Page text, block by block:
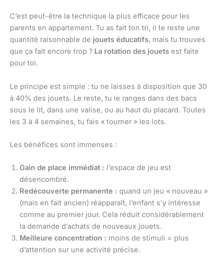
C’est peut-être la technique la plus efficace pour les
parents en appartement. Tu as fait ton tri, il te reste une
quantité raisonnable de jouets éducatifs, mais tu trouves
que ça fait encore trop ? La rotation des jouets est faite
pour toi.
Le principe est simple : tu ne laisses à disposition que 30
à 40% des jouets. Le reste, tu le ranges dans des bacs
sous le lit, dans une valise, ou au haut du placard. Toutes
les 3 à 4 semaines, tu fais « tourner » les lots.
Les bénéfices sont immenses :
Gain de place immédiat : l’espace de jeu est
désencombré.
Redécouverte permanente : quand un jeu « nouveau »
(mais en fait ancien) réapparaît, l’enfant s’y intéresse
comme au premier jour. Cela réduit considérablement
la demande d’achats de nouveaux jouets.
Meilleure concentration : moins de stimuli = plus
d’attention sur une activité précise.